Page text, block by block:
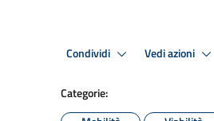
Condividi Vedi azioni
Categorie: